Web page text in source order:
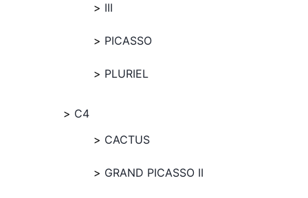
III
PICASSO
PLURIEL
C4
CACTUS
GRAND PICASSO II